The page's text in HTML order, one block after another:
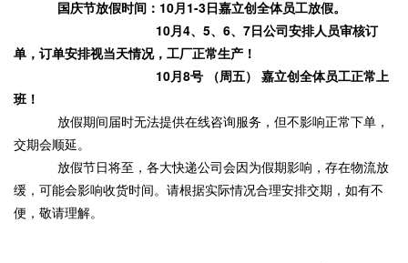
国庆节放假时间：10月1-3日嘉立创全体员工放假。
10月4、5、6、7日公司安排人员审核订
单，订单安排视当天情况，工厂正常生产！
10月8号 （周五） 嘉立创全体员工正常上
班！
放假期间届时无法提供在线咨询服务，但不影响正常下单，
交期会顺延。
放假节日将至，各大快递公司会因为假期影响，存在物流放
缓，可能会影响收货时间。请根据实际情况合理安排交期，如有不
便，敬请理解。